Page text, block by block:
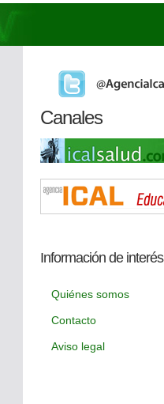
Canales
Información de interés
Quiénes somos
Contacto
Aviso legal